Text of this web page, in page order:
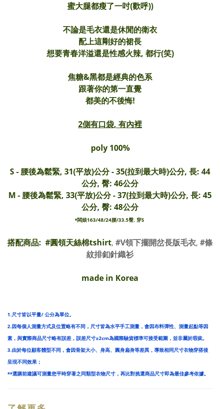
蜜大腿都瘦了一吋(歡呼))
不論是毛衣還是休閒的衛衣
配上這剛好的裙長
想要青春洋溢還是性感火辣, 都行(笑)
焦糖&黑都是經典的色系
跟著你的第一直覺
都美的不後悔!
2側有口袋, 有內裡
poly 100%
S - 腰後為鬆緊, 31(平放)公分 - 35(拉到最大時)公分, 長: 44
公分, 臀: 46公分
M - 腰後為鬆緊, 33(平放)公分 - 37(拉到最大時)公分, 長: 45
公分, 臀: 48公分
*闆娘163/48/24腰/33.5臀, 穿S
搭配商品: #圓領天絲棉tshirt, #V領下擺開岔長版毛衣, #條
紋排釦針織衫
made in Korea
1.尺寸皆以平量/ 公分為單位。
2.因每個人測量方式及位置略有不同，尺寸皆為水平手工測量，會因布料彈性、測量起點等因
素，與實際商品尺寸略有誤差，誤差尺寸±2cm為國際驗貨標準可接受範圍，並非屬於瑕疵。
3.由於每位顧客體型不同，會因骨架大小、身高、圓身扁身等差異，導致相同尺寸衣物穿搭後
呈現不同效果；
**選購前建議可測量您平時穿著之同類型衣物尺寸，再比對挑選商品尺寸即為最佳參考依據。